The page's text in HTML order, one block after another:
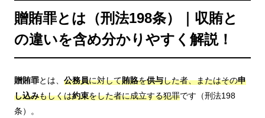
贈賄罪とは（刑法198条）｜収賄と
の違いを含め分かりやすく解説！
贈賄罪とは、 公務員に対して賄賂を供与した者、またはその申
し込みもしくは約束をした者に成立する犯罪です（刑法198
条）。